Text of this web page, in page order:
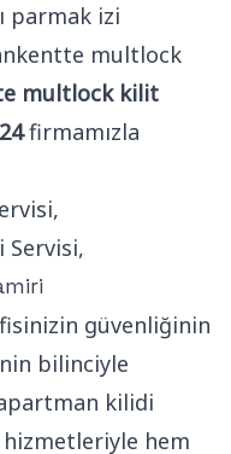
parmak izi
multlock
multlock kilit
firmamızla
Servisi,
güvenliğinin
bilinciyle
kilidi
hizmetleriyle hem